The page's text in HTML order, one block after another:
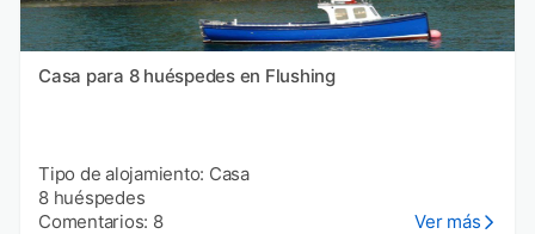
Casa para 8 huéspedes en Flushing
Tipo de alojamiento: Casa
8 huéspedes
Comentarios: 8
Ver más